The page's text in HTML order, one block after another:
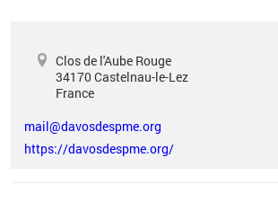
Clos de l'Aube Rouge
34170 Castelnau-le-Lez
France
mail@davosdespme.org
https://davosdespme.org/